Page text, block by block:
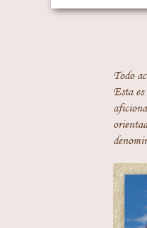
Todo
Esta